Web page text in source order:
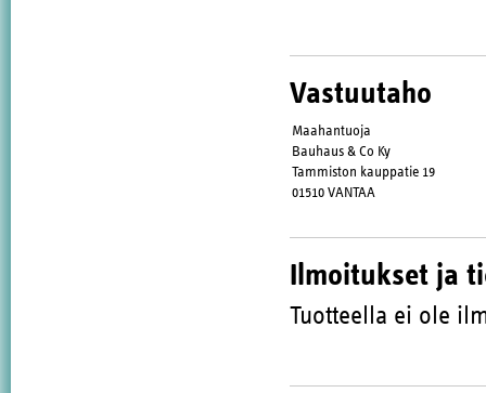
Vastuutaho
Maahantuoja
Bauhaus & Co Ky
Tammiston kauppatie 19
01510 VANTAA
Ilmoitukset ja
Tuotteella ei ole